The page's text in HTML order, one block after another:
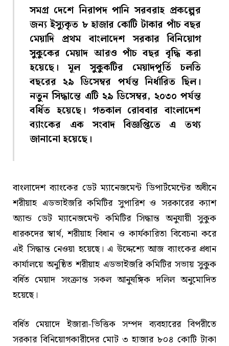
সমগ্র দেশে নিরাপদ পানি সরবরাহ প্রকল্পের
জন্য ইস্যুকৃত ৮ হাজার কোটি টাকার পাঁচ বছর
মেয়াদি প্রথম বাংলাদেশ সরকার বিনিয়োগ
সুকুকের মেয়াদ আরও পাঁচ বছর বৃদ্ধি করা
হয়েছে। মূল সুকুকটির মেয়াদপূর্তি চলতি
বছরের ২৯ ডিসেম্বর পর্যন্ত নির্ধারিত ছিল।
নতুন সিদ্ধান্তে এটি ২৯ ডিসেম্বর, ২০৩০ পর্যন্ত
বর্ধিত হয়েছে। গতকাল রোববার বাংলাদেশ
ব্যাংকের এক সংবাদ বিজ্ঞপ্তিতে এ তথ্য
জানানো হয়েছে।
বাংলাদেশ ব্যাংকের ডেট ম্যানেজমেন্ট ডিপার্টমেন্টের অধীনে
শরীয়াহ এডভাইজরি কমিটির সুপারিশ ও সরকারের ক্যাশ
অ্যান্ড ডেট ম্যানেজমেন্ট কমিটির সিদ্ধান্ত অনুযায়ী সুকুক
ধারকদের স্বার্থ, শরীয়াহ বিধান ও কার্যকারিতা বিবেচনা করে
এই সিদ্ধান্ত নেওয়া হয়েছে। এ উদ্দেশ্যে আজ ব্যাংকের প্রধান
কার্যালয়ে অনুষ্ঠিত শরীয়াহ এডভাইজরি কমিটির সভায় সুকুক
বর্ধিত মেয়াদ সংক্রান্ত সকল আনুষঙ্গিক দলিল অনুমোদিত
হয়েছে।
বর্ধিত মেয়াদে ইজারা-ভিত্তিক সম্পদ ব্যবহারের বিপরীতে
সরকার বিনিয়োগকারীদের মোট ৩ হাজার ৮০৪ কোটি টাকা